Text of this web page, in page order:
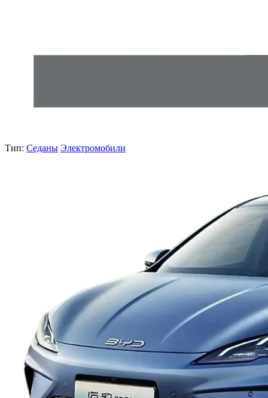
Тип: Седаны Электромобили